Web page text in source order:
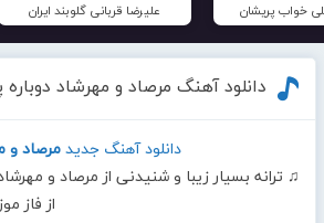
خواب پریشان علیرضا قربانی گلوبند ایران
دانلود آهنگ مرصاد و مهرشاد دوباره
دانلود آهنگ جدید مرصاد و
♫ ترانه بسیار زیبا و شنیدنی از مرصاد و
از فاز